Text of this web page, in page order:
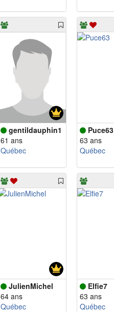
gentildauphin1
61 ans
Québec
Puce63
63 ans
Québec
JulienMichel
64 ans
Québec
Elfie7
63 ans
Québec